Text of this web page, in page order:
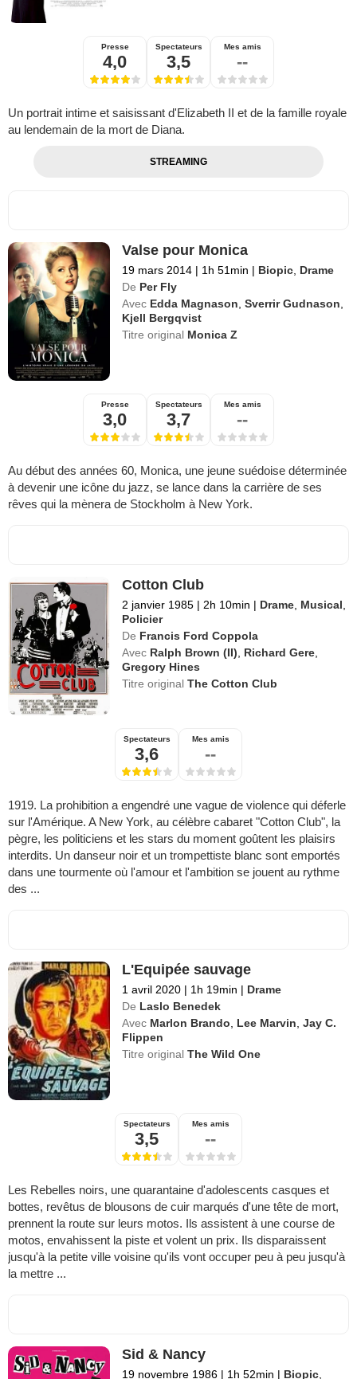
Presse
4,0
Spectateurs
3,5
Mes amis
--
Un portrait intime et saisissant d'Elizabeth II et de la famille royale
au lendemain de la mort de Diana.
STREAMING
Valse pour Monica
19 mars 2014 | 1h 51min | Biopic Drame
De Per Fly
Avec Edda Magnason ,Sverrir Gudnason
Kjell Bergqvist
Titre original Monica Z
Presse
3,0
Spectateurs
3,7
Mes amis
--
Au début des années 60, Monica, une jeune suédoise déterminée
à devenir une icône du jazz, se lance dans la carrière de ses
rêves qui la mènera de Stockholm à New York.
Cotton Club
2 janvier 1985 | 2h 10min | Drame Musical
Policier
De Francis Ford Coppola
Avec Ralph Brown (II) Richard Gere
Gregory Hines
Titre originalThe Cotton Club
Spectateurs
3,6
Mes amis
--
1919. La prohibition a engendré une vague de violence qui déferle
sur l'Amérique. A New York, au célèbre cabaret "Cotton Club", la
pègre, les politiciens et les stars du moment goûtent les plaisirs
interdits. Un danseur noir et un trompettiste blanc sont emportés
dans une tourmente où l'amour et l'ambition se jouent au rythme
des ...
L'Equipée sauvage
1 avril 2020 | 1h 19min | Drame
De Laslo Benedek
Avec Marlon Brando Lee Marvin ,Jay C.
Flippen
Titre originalThe Wild One
Spectateurs
3,5
Mes amis
--
Les Rebelles noirs, une quarantaine d'adolescents casques et
bottes, revêtus de blousons de cuir marqués d'une tête de mort,
prennent la route sur leurs motos. Ils assistent à une course de
motos, envahissent la piste et volent un prix. Ils disparaissent
jusqu'à la petite ville voisine qu'ils vont occuper peu à peu jusqu'à
la mettre ...
Sid & Nancy
19 novembre 1986 | 1h 52min | Biopic